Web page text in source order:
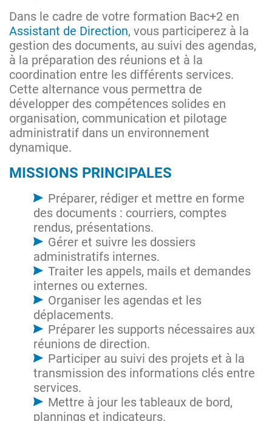
Dans le cadre de votre formation Bac+2 en
Assistant de Direction, vous participerez à la
gestion des documents, au suivi des agendas,
à la préparation des réunions et à la
coordination entre les différents services.
Cette alternance vous permettra de
développer des compétences solides en
organisation, communication et pilotage
administratif dans un environnement
dynamique.
MISSIONS PRINCIPALES
Préparer, rédiger et mettre en forme
des documents : courriers, comptes
rendus, présentations.
Gérer et suivre les dossiers
administratifs internes.
Traiter les appels, mails et demandes
internes ou externes.
Organiser les agendas et les
déplacements.
Préparer les supports nécessaires aux
réunions de direction.
Participer au suivi des projets et à la
transmission des informations clés entre
services.
Mettre à jour les tableaux de bord,
plannings et indicateurs.